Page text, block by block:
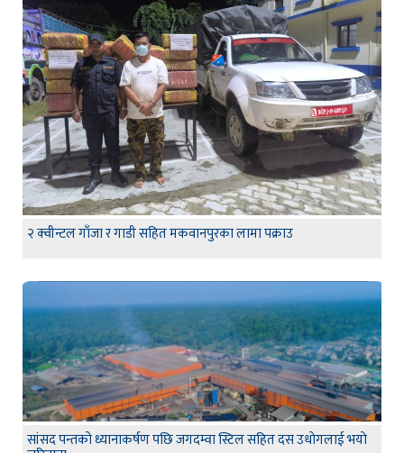
२ क्वीन्टल गाँजा र गाडी सहित मकवानपुरका लामा पक्राउ
सांसद पन्तकाे ध्यानाकर्षण पछि जगदम्वा स्टिल सहित दस उधाेगलाई भयाे